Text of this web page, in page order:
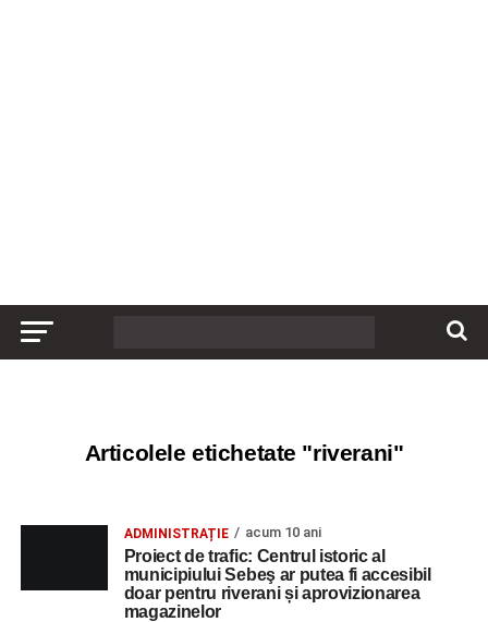
Articolele etichetate "riverani"
ADMINISTRAȚIE acum 10 ani
Proiect de trafic: Centrul istoric al
municipiului Sebeş ar putea fi accesibil
doar pentru riverani și aprovizionarea
magazinelor